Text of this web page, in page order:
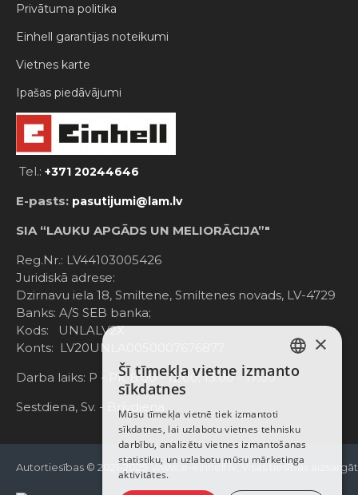
Privātuma politika
Einhell garantijas noteikumi
Vietnes karte
Ipašas piedāvājumi
Tel.: +371 20244646
E-pasts: pasutijumi@lam.lv
SIA “LAUKU APGĀDS UN MELIORĀCIJA”"
Reg.Nr.: LV44103005426
Juridiskā adrese:
Dzirnavu iela 18, Smiltene, Smiltenes novads, LV-4729
Banks: A/S SEB banka;
Kods: UNLALV2X
Konts: LV20UNLA0050007676877
Darba laiks: P - Pk. 8:00 - 12:00; 13:00 - 17:00
Sestdiena, Sv. - Brīvdiena
Autortiesības © 2021-2025, www.e-einhell.lv, Visas tiesības
LATVIAN
ENGLISH
×
Šī tīmekļa vietne izmanto
sīkdatnes
Mūsu tīmekļa vietnē tiek izmantoti
sīkdatnes, lai uzlabotu vietnes tehnisku
darbību, analizētu vietnes izmantošanas
statistiku, un uzlabotu mūsu mārketinga
aktivitātes.